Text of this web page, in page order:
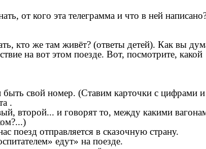
от кого эта телеграмма и что в ней
кто же там живёт? (ответы детей). Как вы
на вот этом поезде. Вот, посмотрите,
свой номер. (Ставим карточки с цифрами
.
второй... и говорят то, между какими
поезд отправляется в сказочную страну.
едут» на поезде.